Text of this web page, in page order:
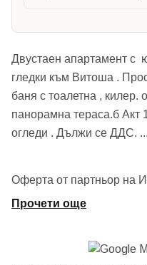
Двустаен апартамент с
гледки към Витоша .
баня с тоалетна , килер.
панорамна тераса.б Акт
огледи . Дължи се ДДС. ...
Оферта от партньор на
Прочети още